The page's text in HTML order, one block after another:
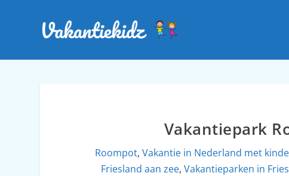
Vakantiepark
Roompot, Vakantie in Nederland met
Friesland aan zee,Vakantieparken in